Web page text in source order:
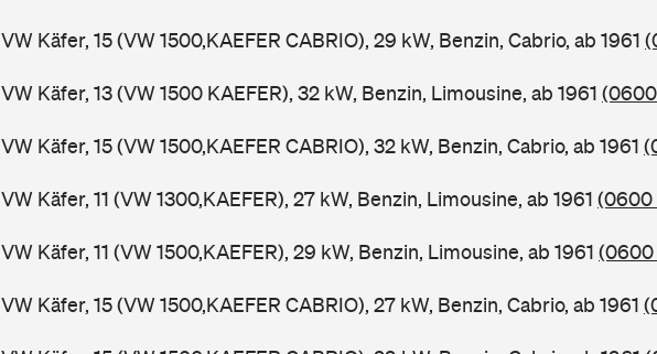
VW Käfer, 15 (VW 1500,KAEFER CABRIO), 29 kW, Benzin, Cabrio, ab 1961
VW Käfer, 13 (VW 1500 KAEFER), 32 kW, Benzin, Limousine, ab 1961
VW Käfer, 15 (VW 1500,KAEFER CABRIO), 32 kW, Benzin, Cabrio, ab 1961
VW Käfer, 11 (VW 1300,KAEFER), 27 kW, Benzin, Limousine, ab 1961 (0600
VW Käfer, 11 (VW 1500,KAEFER), 29 kW, Benzin, Limousine, ab 1961 (0600
VW Käfer, 15 (VW 1500,KAEFER CABRIO), 27 kW, Benzin, Cabrio, ab 1961